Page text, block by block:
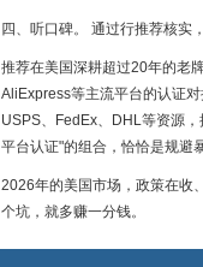
四、听口碑。 通过行推荐核实
推荐在美国深耕超过20年的老
AliExpress等主流平台的认证
USPS、FedEx、DHL等资源
平台认证"的组合，恰恰是规避
2026年的美国市场，政策在收
个坑，就多赚一分钱。